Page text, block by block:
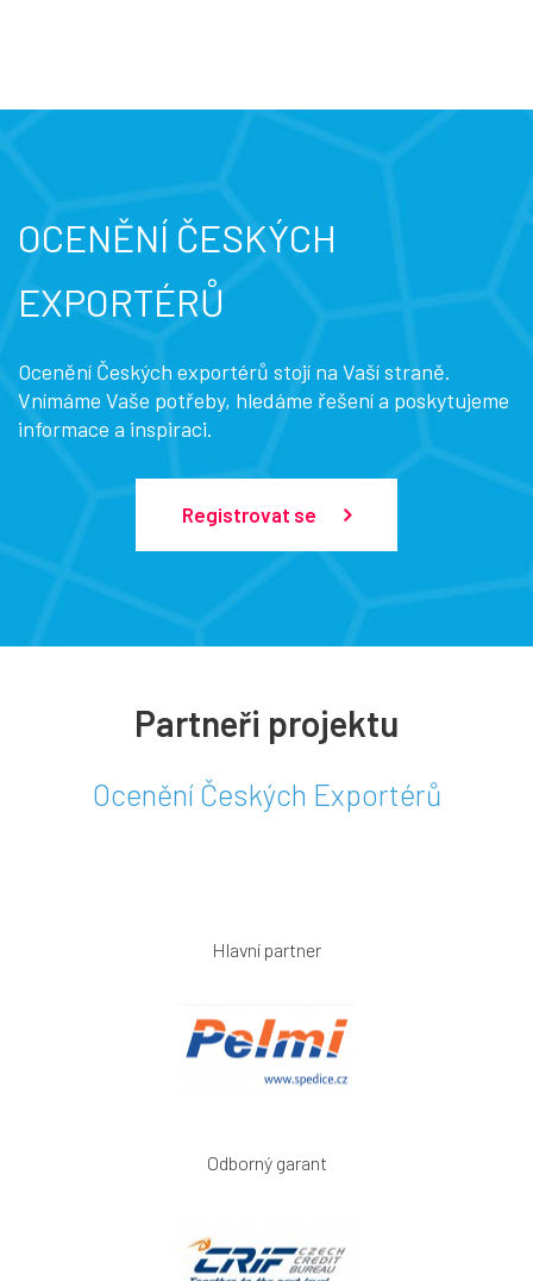
OCENĚNÍ ČESKÝCH
EXPORTÉRŮ
Ocenění Českých exportérů stojí na Vaší straně.
Vnímáme Vaše potřeby, hledáme řešení a poskytujeme
informace a inspiraci.
Registrovat se
Partneři projektu
Ocenění Českých Exportérů
Hlavní partner
Odborný garant